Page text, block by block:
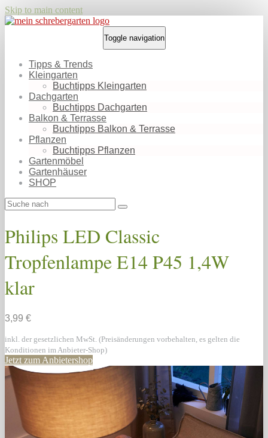
Skip to main content
Toggle navigation
Tipps & Trends
Kleingarten
Buchtipps Kleingarten
Dachgarten
Buchtipps Dachgarten
Balkon & Terrasse
Buchtipps Balkon & Terrasse
Pflanzen
Buchtipps Pflanzen
Gartenmöbel
Gartenhäuser
SHOP
Philips LED Classic
Tropfenlampe E14 P45 1,4W
klar
3,99 €
inkl. der gesetzlichen MwSt. (Preisänderungen vorbehalten, es gelten die
Konditionen im Anbieter-Shop)
Jetzt zum Anbietershop